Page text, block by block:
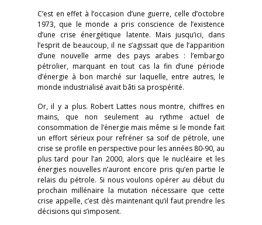
C’est en effet à l’occasion d’une guerre, celle d’octobre
1973, que le monde a pris conscience de l’existence
d’une crise énergétique latente. Mais jusqu’ici, dans
l’esprit de beaucoup, il ne s’agissait que de l’apparition
d’une nouvelle arme des pays arabes : l’embargo
pétrolier, marquant en tout cas la fin d’une période
d’énergie à bon marché sur laquelle, entre autres, le
monde industrialisé avait bâti sa prospérité.
Or, il y a plus. Robert Lattes nous montre, chiffres en
mains, que non seulement au rythme actuel de
consommation de l’énergie mais même si le monde fait
un effort sérieux pour refréner sa soif de pétrole, une
crise se profile en perspective pour les années 80-90, au
plus tard pour l’an 2000, alors que le nucléaire et les
énergies nouvelles n’auront encore pris qu’en partie le
relais du pétrole. Si nous voulons opérer au début du
prochain millénaire la mutation nécessaire que cette
crise appelle, c’est dès maintenant qu’il faut prendre les
décisions qui s’imposent.